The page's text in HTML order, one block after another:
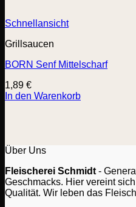
Schnellansicht
Grillsaucen
BORN Senf Mittelscharf
1,89 €
In den Warenkorb
Über Uns
Fleischerei Schmidt -
Geschmacks. Hier vereint
Qualität. Wir leben das